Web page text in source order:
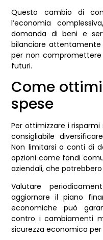
Questo cambio di
l’economia
domanda di beni e
bilanciare
per non
futuri.
Come
spese
Per ottimizzare i
consigliabile
Non limitarsi a conti di
opzioni come fondi
aziendali, che
Valutare
aggiornare il piano
economiche può
contro i cambiamenti
sicurezza economica